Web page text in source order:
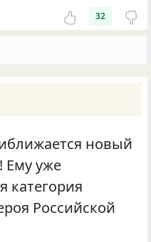
32
новый
Ему уже
категория
Российской